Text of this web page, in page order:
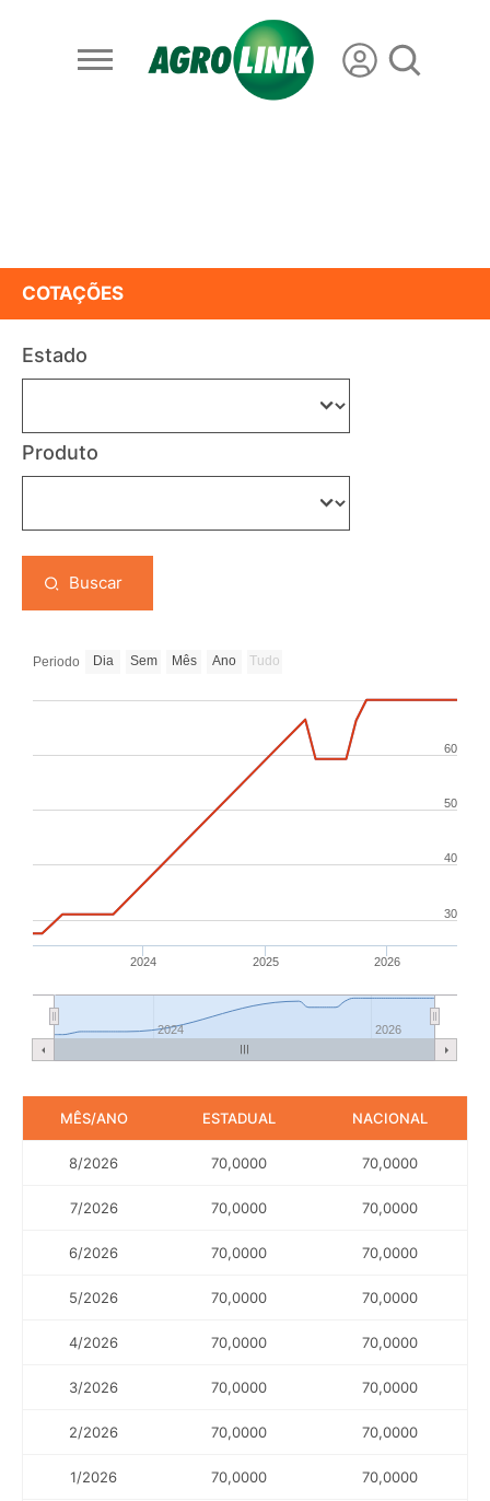
COTAÇÕES
Estado
Produto
Buscar
Periodo Dia Sem Mês Ano Tudo
2024 2025 2026
2024 2026
30
40
50
60
MÊS/ANO ESTADUAL NACIONAL
8/2026 70,0000 70,0000
7/2026 70,0000 70,0000
6/2026 70,0000 70,0000
5/2026 70,0000 70,0000
4/2026 70,0000 70,0000
3/2026 70,0000 70,0000
2/2026 70,0000 70,0000
1/2026 70,0000 70,0000